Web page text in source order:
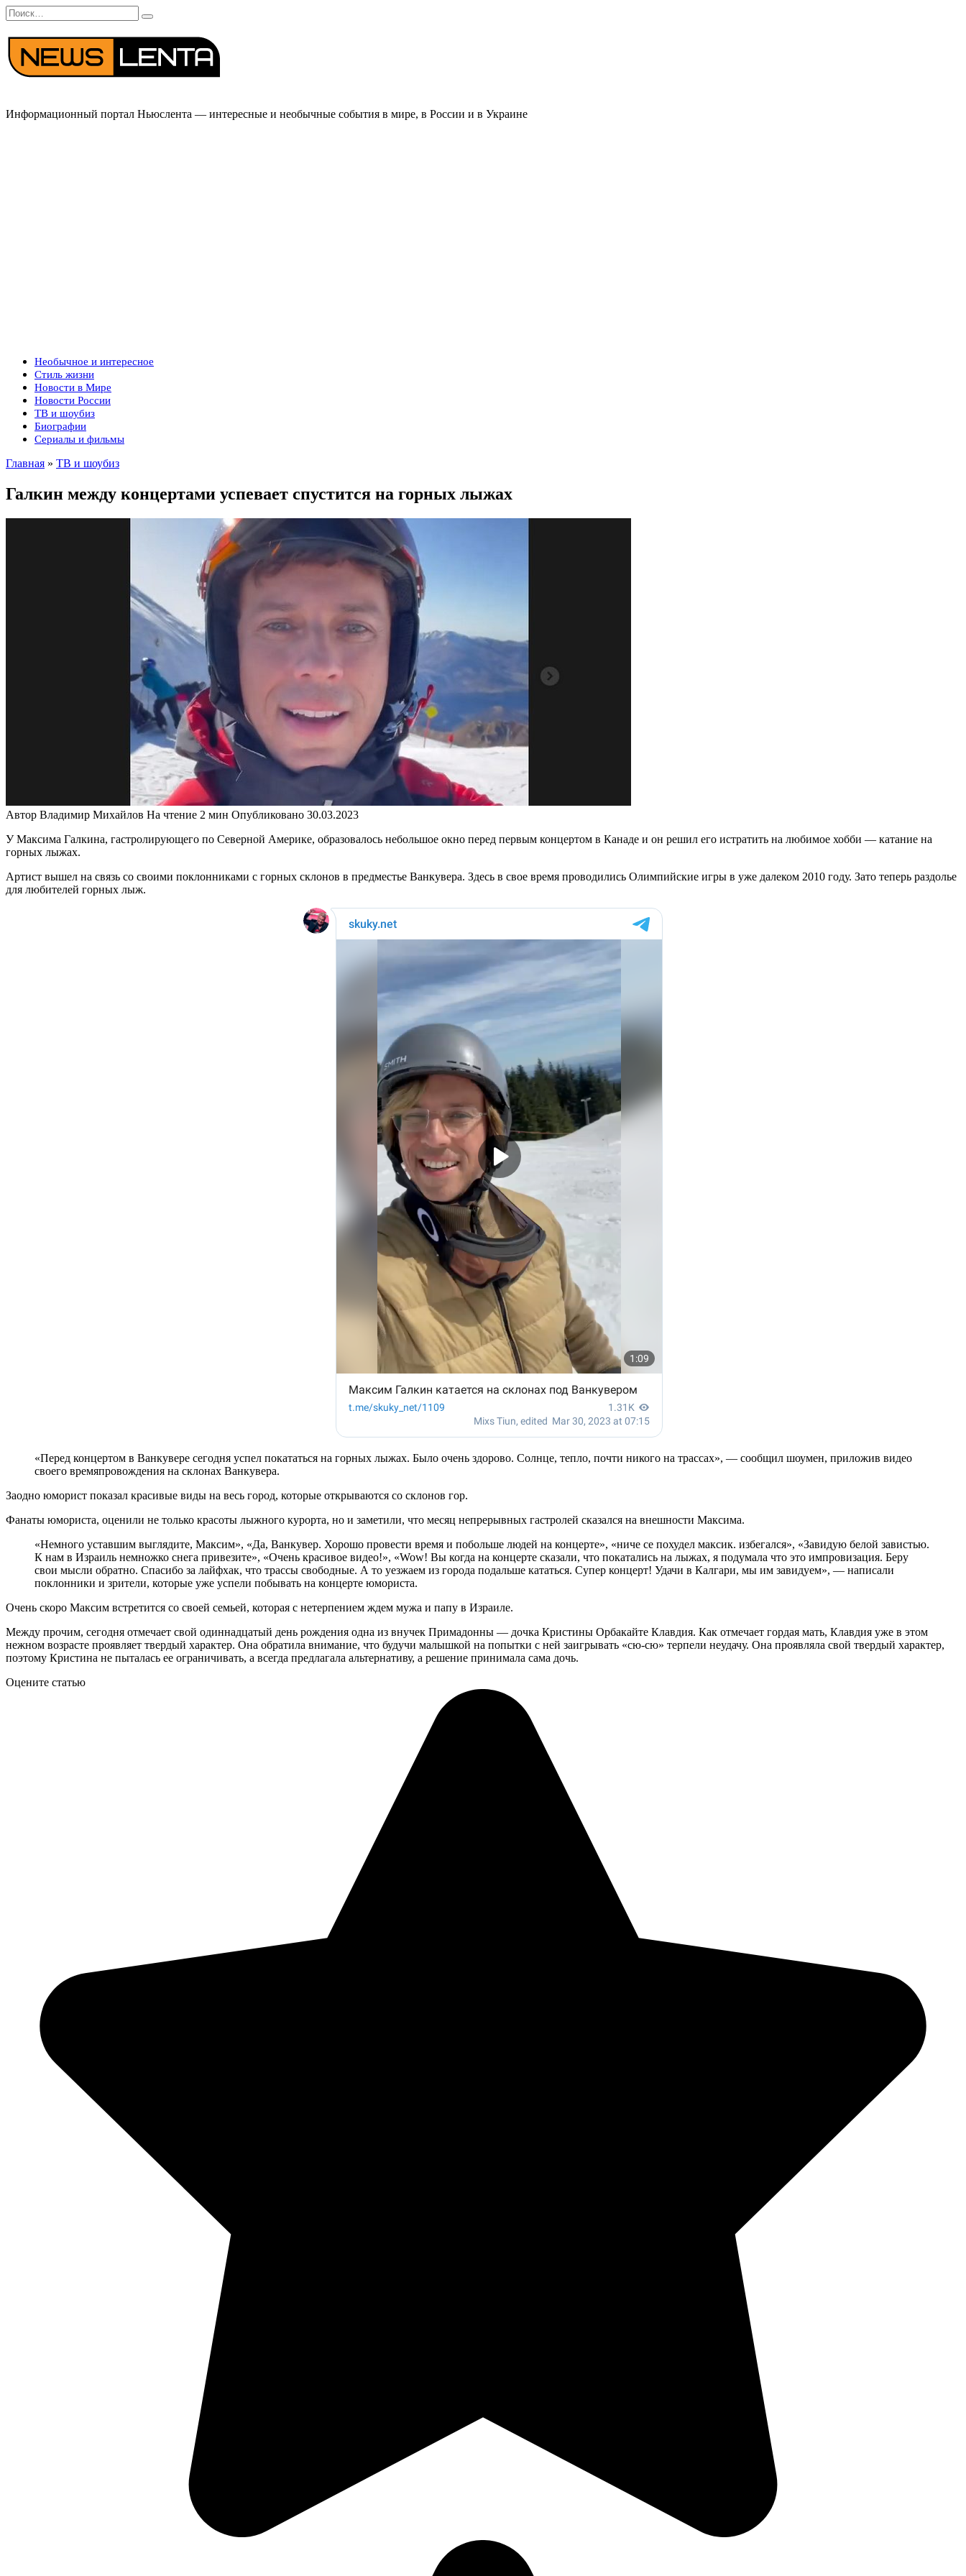
Перейти
к
содержанию
Search
for:
Информационный портал Ньюслента — интересные и необычные события в мире, в России и в Украине
Необычное и интересное
Стиль жизни
Новости в Мире
Новости России
ТВ и шоубиз
Биографии
Сериалы и фильмы
Главная » ТВ и шоубиз
Галкин между концертами успевает спустится на горных лыжах
Автор Владимир Михайлов На чтение 2 мин Опубликовано 30.03.2023
У Максима Галкина, гастролирующего по Северной Америке, образовалось небольшое окно перед первым концертом в Канаде и он решил его истратить на любимое хобби — катание на
горных лыжах.
Артист вышел на связь со своими поклонниками с горных склонов в предместье Ванкувера. Здесь в свое время проводились Олимпийские игры в уже далеком 2010 году. Зато теперь раздолье
для любителей горных лыж.
«Перед концертом в Ванкувере сегодня успел покататься на горных лыжах. Было очень здорово. Солнце, тепло, почти никого на трассах», — сообщил шоумен, приложив видео
своего времяпровождения на склонах Ванкувера.
Заодно юморист показал красивые виды на весь город, которые открываются со склонов гор.
Фанаты юмориста, оценили не только красоты лыжного курорта, но и заметили, что месяц непрерывных гастролей сказался на внешности Максима.
«Немного уставшим выглядите, Максим», «Да, Ванкувер. Хорошо провести время и побольше людей на концерте», «ниче се похудел максик. избегался», «Завидую белой завистью.
К нам в Израиль немножко снега привезите», «Очень красивое видео!», «Wow! Вы когда на концерте сказали, что покатались на лыжах, я подумала что это импровизация. Беру
свои мысли обратно. Спасибо за лайфхак, что трассы свободные. А то уезжаем из города подальше кататься. Супер концерт! Удачи в Калгари, мы им завидуем», — написали
поклонники и зрители, которые уже успели побывать на концерте юмориста.
Очень скоро Максим встретится со своей семьей, которая с нетерпением ждем мужа и папу в Израиле.
Между прочим, сегодня отмечает свой одиннадцатый день рождения одна из внучек Примадонны — дочка Кристины Орбакайте Клавдия. Как отмечает гордая мать, Клавдия уже в этом
нежном возрасте проявляет твердый характер. Она обратила внимание, что будучи малышкой на попытки с ней заигрывать «сю-сю» терпели неудачу. Она проявляла свой твердый характер,
поэтому Кристина не пыталась ее ограничивать, а всегда предлагала альтернативу, а решение принимала сама дочь.
Оцените статью